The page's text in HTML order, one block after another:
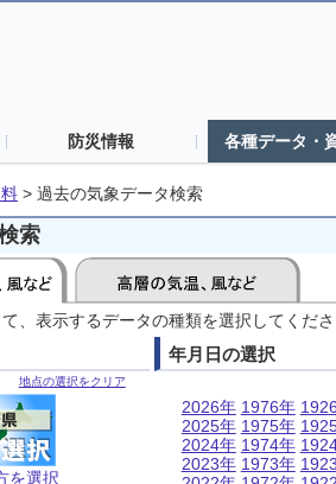
防災情報 各種データ・
> 過去の気象データ検索
索
、表示するデータの種類を選択してくだ
地点の選択をクリア
を選択
年月日の選択
2026年
2025年
2024年
2023年
1976年
1975年
1974年
1973年